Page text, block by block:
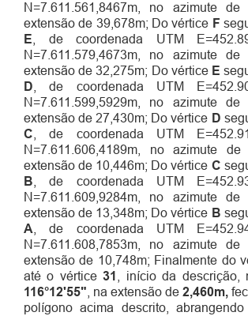
N=7.611.561,8467m, no azimute de
extensão de 39,678m; Do vértice F
E , de coordenada UTM
N=7.611.579,4673m, no azimute de
extensão de 32,275m; Do vértice E
D , de coordenada UTM
N=7.611.599,5929m, no azimute de
extensão de 27,430m; Do vértice D
C , de coordenada UTM
N=7.611.606,4189m, no azimute de
extensão de 10,446m; Do vértice C
B , de coordenada UTM
N=7.611.609,9284m, no azimute de
extensão de 13,348m; Do vértice B
A , de coordenada UTM
N=7.611.608,7853m, no azimute de
extensão de 10,748m; Finalmente do
até o vértice31
, início da descrição,
116°12'55" , na extensão de 2,460m,
polígono acima descrito,